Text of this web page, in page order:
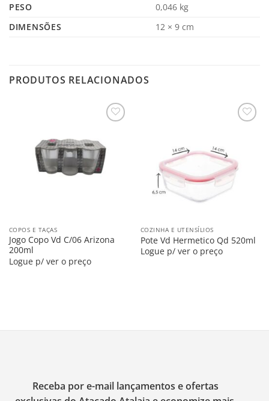
PESO
0,046 kg
DIMENSÕES
12 × 9 cm
PRODUTOS RELACIONADOS
Lista
COPOS E TAÇAS
Jogo Copo Vd C/06 Arizona
200ml
Logue p/ ver o preço
COZINHA E UTENSÍLIOS
Pote Vd Hermetico Qd 520ml
Logue p/ ver o preço
Receba por e-mail lançamentos e ofertas